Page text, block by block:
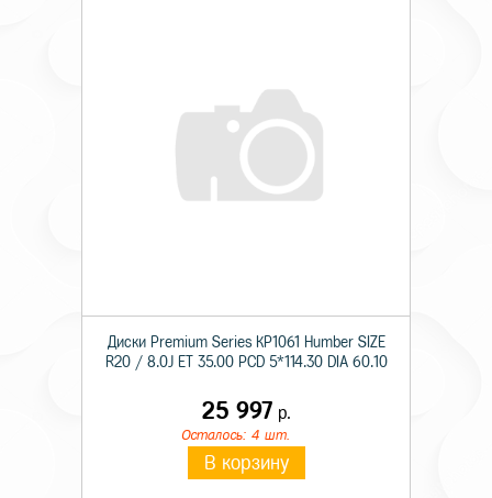
Диски Premium Series КР1061 Humber SIZE
R20 / 8.0J ET 35.00 PCD 5*114.30 DIA 60.10
25 997 р.
Осталось: 4 шт.
В корзину